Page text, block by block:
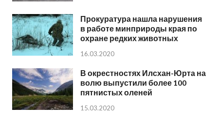
Прокуратура нашла нарушения
в работе минприроды края по
охране редких животных
16.03.2020
В окрестностях Илсхан-Юрта на
волю выпустили более 100
пятнистых оленей
15.03.2020